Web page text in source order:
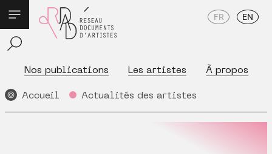
Nos publications Les artistes À propos
FR EN
Accueil Actualités des artistes